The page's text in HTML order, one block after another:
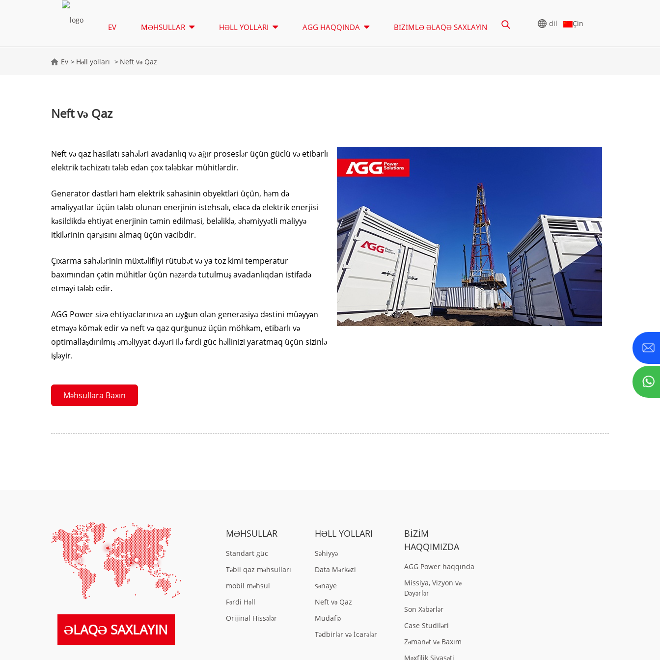
EV MƏHSULLAR
P SERIYASI 10-220 KVA
DE SERIYASI 22-250 KVA
K SEREIS 7-49 KVA
V SERIYASI 94-285 KVA
S SERIYASI 275-880KVA
V SERIYASI 350-800 KVA
HƏLL YOLLARI AGG HAQQINDA BIZIMLƏ ƏLAQƏ SAXLAYIN dil Çin
Ev Həll yolları Neft və Qaz
Neft və Qaz
Neft və qaz hasilatı sahələri avadanlıq və ağır proseslər üçün güclü və etibarlı
elektrik təchizatı tələb edən çox tələbkar mühitlərdir.
Generator dəstləri həm elektrik sahəsinin obyektləri üçün, həm də
əməliyyatlar üçün tələb olunan enerjinin istehsalı, eləcə də elektrik enerjisi
kəsildikdə ehtiyat enerjinin təmin edilməsi, beləliklə, əhəmiyyətli maliyyə
itkilərinin qarşısını almaq üçün vacibdir.
Çıxarma sahələrinin müxtəlifliyi rütubət və ya toz kimi temperatur
baxımından çətin mühitlər üçün nəzərdə tutulmuş avadanlıqdan istifadə
etməyi tələb edir.
AGG Power sizə ehtiyaclarınıza ən uyğun olan generasiya dəstini müəyyən
etməyə kömək edir və neft və qaz qurğunuz üçün möhkəm, etibarlı və
optimallaşdırılmış əməliyyat dəyəri ilə fərdi güc həllinizi yaratmaq üçün sizinlə
işləyir.
Məhsullara Baxın
ƏLAQƏ SAXLAYIN
MƏHSULLAR
Standart güc
Təbii qaz məhsulları
mobil məhsul
Fərdi Həll
Orijinal Hissələr
HƏLL YOLLARI
Səhiyyə
Data Mərkəzi
sənaye
Neft və Qaz
Müdafiə
Tədbirlər və İcarələr
BIZIM
HAQQIMIZDA
AGG Power haqqında
Missiya, Vizyon və
Dəyərlər
Son Xəbərlər
Case Studiləri
Zəmanət və Baxım
Məxfilik Siyasəti